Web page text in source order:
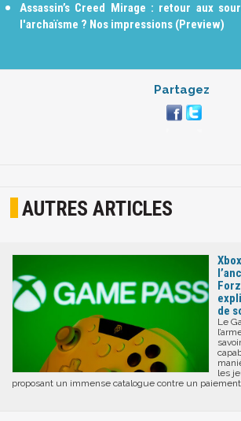
Assassin’s Creed Mirage : retour aux
l'archaïsme ? Nos impressions (Preview)
Partagez
AUTRES ARTICLES
de
Le
les
proposant un immense catalogue contre un